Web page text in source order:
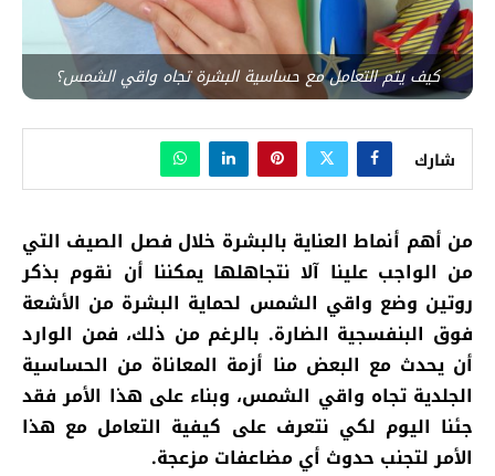
كيف يتم التعامل مع حساسية البشرة تجاه واقي الشمس؟
شارك
من أهم أنماط العناية بالبشرة خلال فصل الصيف التي
من الواجب علينا آلا نتجاهلها يمكننا أن نقوم بذكر
روتين وضع واقي الشمس لحماية البشرة من الأشعة
فوق البنفسجية الضارة. بالرغم من ذلك، فمن الوارد
أن يحدث مع البعض منا أزمة المعاناة من الحساسية
الجلدية تجاه واقي الشمس، وبناء على هذا الأمر فقد
جئنا اليوم لكي نتعرف على كيفية التعامل مع هذا
الأمر لتجنب حدوث أي مضاعفات مزعجة.